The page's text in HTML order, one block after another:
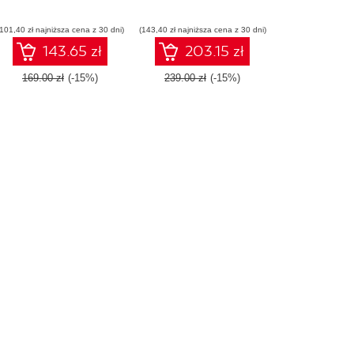
zł najniższa cena z 30 dni)
143.65 zł
169.00 zł (-15%)
(143,40 zł najniższa cena z 30 dni)
203.15 zł
239.00 zł (-15%)